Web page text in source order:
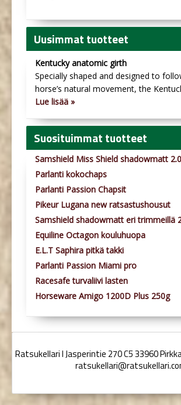
Uusimmat tuotteet
Kentucky anatomic girth
Specially shaped and designed to
horse’s natural movement, the
Lue lisää »
Suosituimmat tuotteet
Samshield Miss Shield shadowmatt 2.0
Parlanti kokochaps
Parlanti Passion Chapsit
Pikeur Lugana new ratsastushousut
Samshield shadowmatt eri trimmeillä
Equiline Octagon kouluhuopa
E.L.T Saphira pitkä takki
Parlanti Passion Miami pro
Racesafe turvaliivi lasten
Horseware Amigo 1200D Plus 250g
Ratsukellari I Jasperintie 270 C5 33960